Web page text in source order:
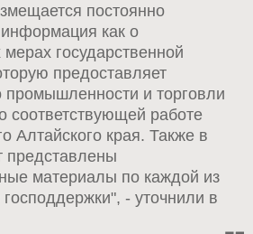
постоянно
как о
государственной
предоставляет
промышленности и торговли
соответствующей работе
Алтайского края. Также в
представлены
материалы по каждой из
- уточнили в